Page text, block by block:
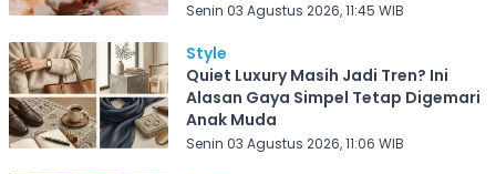
Senin 03 Agustus 2026, 11:45 WIB
Style
Quiet Luxury Masih Jadi Tren? Ini
Alasan Gaya Simpel Tetap Digemari
Anak Muda
Senin 03 Agustus 2026, 11:06 WIB